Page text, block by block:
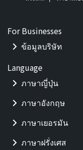
For Businesses
ข้อมูลบริษัท
Language
ภาษาญี่ปุ่น
ภาษาอังกฤษ
ภาษาเยอรมัน
ภาษาฝรั่งเศส